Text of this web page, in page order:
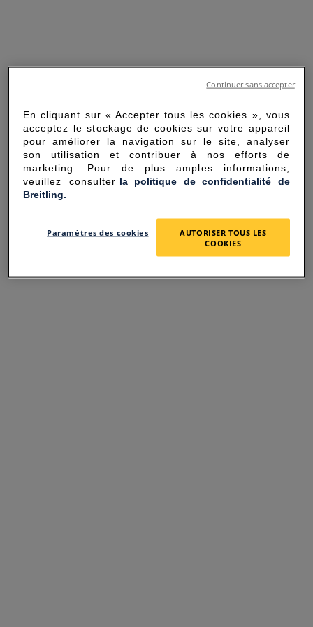
SORRY FOR THE
INCONVENIENCE
UNEXPECTED ERROR OCCURRED.
En cliquant sur « Accepter tous les cookies », vous
acceptez le stockage de cookies sur votre appareil
pour améliorer la navigation sur le site, analyser
son utilisation et contribuer à nos efforts de
marketing. Pour de plus amples informations,
veuillez consulter la politique de confidentialité de
Breitling.
Paramètres des cookies
AUTORISER TOUS LES
COOKIES
Continuer sans accepter